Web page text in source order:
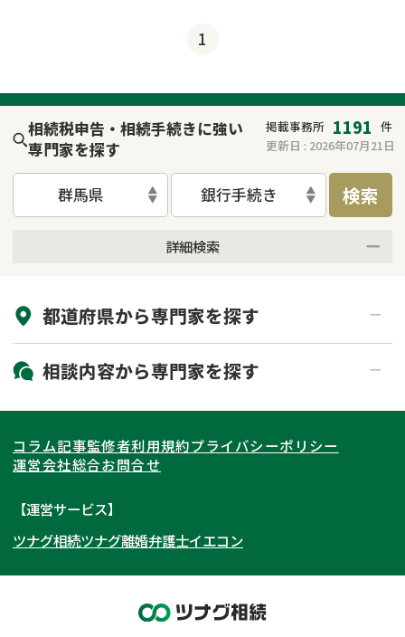
1
相続税申告・相続手続きに強い
専門家を探す
掲載事務所 1191 件
更新日 : 2026年07月21日
群馬県 銀行手続き 検索
詳細検索
初回相談無料
土日祝の相談可能
都道府県から専門家を探す
北海道・東北
北海道 青森県
岩手県 宮城県
秋田県
福島県
関東
東京都 神奈川県
埼玉県
茨城県 群馬県
東海
愛知県
岐阜県 山梨県
関西
大阪府 京都府
奈良県
北陸・甲信越
石川県
相談内容から専門家を探す
相続登記
遺産分割
相続手続き
家族信託
成年後見・任意後見
相続財産調査
コラム記事監修者利用規約プライバシーポリシー
運営会社総合お問合せ
【運営サービス】
ツナグ相続ツナグ離婚弁護士イエコン